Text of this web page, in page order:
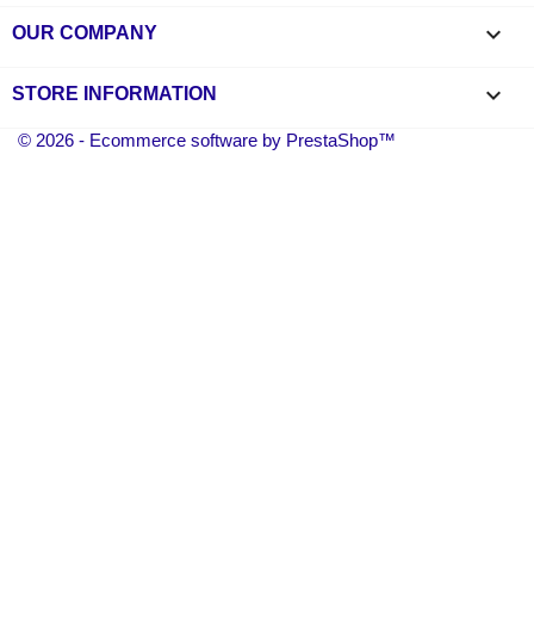
OUR COMPANY 
STORE INFORMATION keyboard_arrow_down
© 2026 - Ecommerce software by PrestaShop™